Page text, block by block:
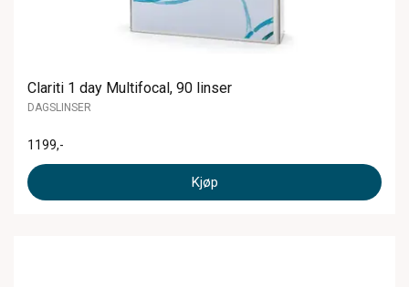
Clariti 1 day Multifocal, 90 linser
DAGSLINSER
1199,-
Kjøp